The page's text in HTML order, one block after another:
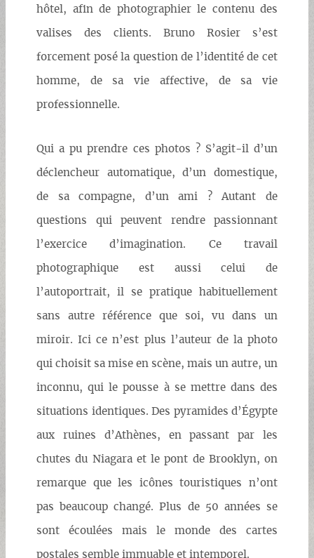
hôtel, afin de photographier le contenu des
valises des clients. Bruno Rosier s’est
forcement posé la question de l’identité de cet
homme, de sa vie affective, de sa vie
professionnelle.
Qui a pu prendre ces photos ? S’agit-il d’un
déclencheur automatique, d’un domestique,
de sa compagne, d’un ami ? Autant de
questions qui peuvent rendre passionnant
l’exercice d’imagination. Ce travail
photographique est aussi celui de
l’autoportrait, il se pratique habituellement
sans autre référence que soi, vu dans un
miroir. Ici ce n’est plus l’auteur de la photo
qui choisit sa mise en scène, mais un autre, un
inconnu, qui le pousse à se mettre dans des
situations identiques. Des pyramides d’Égypte
aux ruines d’Athènes, en passant par les
chutes du Niagara et le pont de Brooklyn, on
remarque que les icônes touristiques n’ont
pas beaucoup changé. Plus de 50 années se
sont écoulées mais le monde des cartes
postales semble immuable et intemporel.